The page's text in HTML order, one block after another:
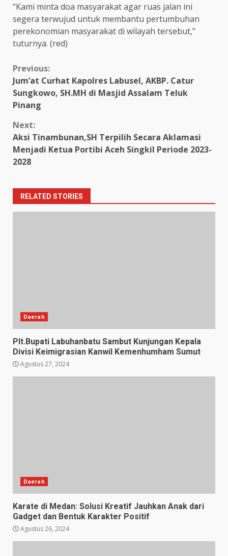
“Kami minta doa masyarakat agar ruas jalan ini
segera terwujud untuk membantu pertumbuhan
perekonomian masyarakat di wilayah tersebut,”
tuturnya. (red)
Continue
Reading
Previous:
Jum’at Curhat Kapolres Labusel, AKBP. Catur
Sungkowo, SH.MH di Masjid Assalam Teluk
Pinang
Next:
Aksi Tinambunan,SH Terpilih Secara Aklamasi
Menjadi Ketua Portibi Aceh Singkil Periode 2023-
2028
RELATED STORIES
Daerah
Plt.Bupati Labuhanbatu Sambut Kunjungan Kepala
Divisi Keimigrasian Kanwil Kemenhumham Sumut
Agustus 27, 2024
Daerah
Karate di Medan: Solusi Kreatif Jauhkan Anak dari
Gadget dan Bentuk Karakter Positif
Agustus 26, 2024